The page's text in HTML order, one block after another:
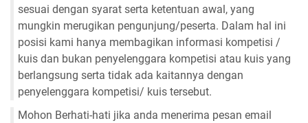
sesuai dengan syarat serta ketentuan awal, yang
mungkin merugikan pengunjung/peserta. Dalam hal ini
posisi kami hanya membagikan informasi kompetisi /
kuis dan bukan penyelenggara kompetisi atau kuis yang
berlangsung serta tidak ada kaitannya dengan
penyelenggara kompetisi/ kuis tersebut.
Mohon Berhati-hati jika anda menerima pesan email